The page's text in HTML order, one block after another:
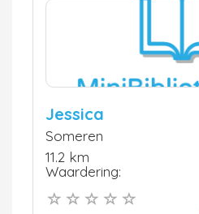
Jessica
Someren
11.2 km
Waardering: